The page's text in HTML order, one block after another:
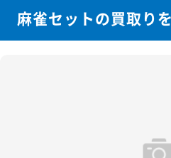
麻雀セットの買取り